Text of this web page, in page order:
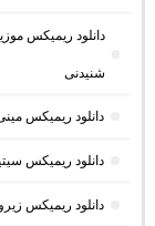
شنیدنی
دانلود ریمیکس مینی کست 7
دانلود ریمیکس
دانلود ریمیکس